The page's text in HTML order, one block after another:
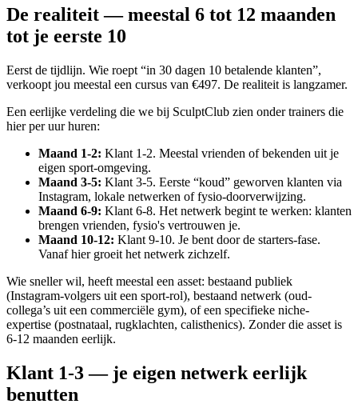
De realiteit — meestal 6 tot 12 maanden
tot je eerste 10
Eerst de tijdlijn. Wie roept “in 30 dagen 10 betalende klanten”,
verkoopt jou meestal een cursus van €497. De realiteit is langzamer.
Een eerlijke verdeling die we bij SculptClub zien onder trainers die
hier per uur huren:
Maand 1-2: Klant 1-2. Meestal vrienden of bekenden uit je
eigen sport-omgeving.
Maand 3-5: Klant 3-5. Eerste “koud” geworven klanten via
Instagram, lokale netwerken of fysio-doorverwijzing.
Maand 6-9: Klant 6-8. Het netwerk begint te werken: klanten
brengen vrienden, fysio's vertrouwen je.
Maand 10-12: Klant 9-10. Je bent door de starters-fase.
Vanaf hier groeit het netwerk zichzelf.
Wie sneller wil, heeft meestal een asset: bestaand publiek
(Instagram-volgers uit een sport-rol), bestaand netwerk (oud-
collega’s uit een commerciële gym), of een specifieke niche-
expertise (postnataal, rugklachten, calisthenics). Zonder die asset is
6-12 maanden eerlijk.
Klant 1-3 — je eigen netwerk eerlijk
benutten